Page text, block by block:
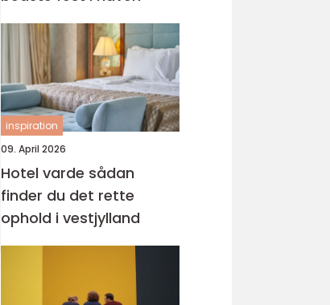
inspiration
09. April 2026
Hotel varde sådan
finder du det rette
ophold i vestjylland